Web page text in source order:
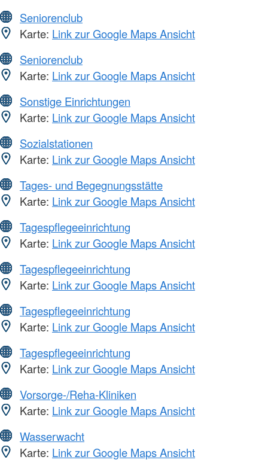
Seniorenclub
Karte: Link zur Google Maps Ansicht
Seniorenclub
Karte: Link zur Google Maps Ansicht
Sonstige Einrichtungen
Karte: Link zur Google Maps Ansicht
Sozialstationen
Karte: Link zur Google Maps Ansicht
Tages- und Begegnungsstätte
Karte: Link zur Google Maps Ansicht
Tagespflegeeinrichtung
Karte: Link zur Google Maps Ansicht
Tagespflegeeinrichtung
Karte: Link zur Google Maps Ansicht
Tagespflegeeinrichtung
Karte: Link zur Google Maps Ansicht
Tagespflegeeinrichtung
Karte: Link zur Google Maps Ansicht
Vorsorge-/Reha-Kliniken
Karte: Link zur Google Maps Ansicht
Wasserwacht
Karte: Link zur Google Maps Ansicht